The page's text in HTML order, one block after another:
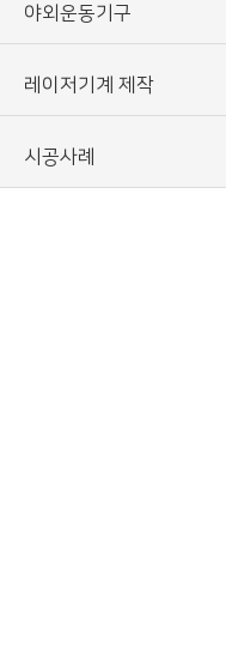
야외운동기구
레이저기계 제작
시공사례